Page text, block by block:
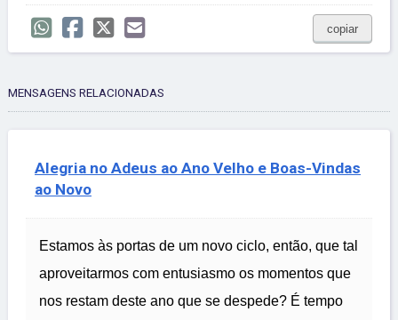
copiar
MENSAGENS RELACIONADAS
Alegria no Adeus ao Ano Velho e Boas-Vindas
ao Novo
Estamos às portas de um novo ciclo, então, que tal
aproveitarmos com entusiasmo os momentos que
nos restam deste ano que se despede? É tempo